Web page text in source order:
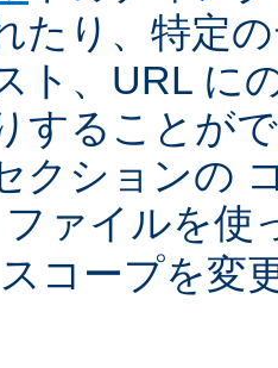
たり、特定
ト、URL に
することが
クションの
ファイルを使
コープを変